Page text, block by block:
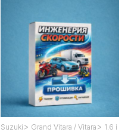
Suzuki > Grand Vitara / Vitara > 1.6 i